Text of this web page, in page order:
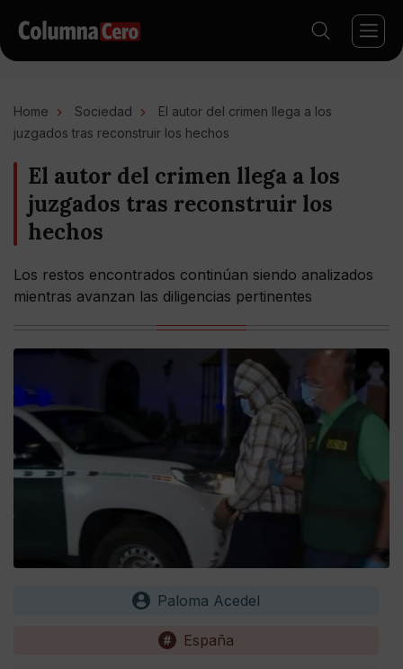
Home Sociedad
El autor del crimen llega a los
juzgados tras reconstruir los hechos
El autor del crimen llega a los
juzgados tras reconstruir los
hechos
Los restos encontrados continúan siendo analizados
mientras avanzan las diligencias pertinentes
Paloma Acedel
España